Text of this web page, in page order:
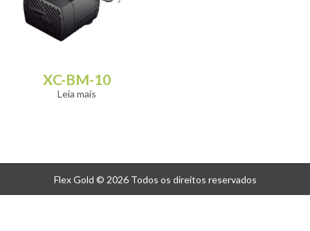
XC-BM-10
Leia mais
Flex Gold © 2026 Todos os direitos reservados